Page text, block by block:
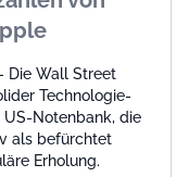
Die Wall Street
Technologie-
US-Notenbank, die
als befürchtet
Erholung.